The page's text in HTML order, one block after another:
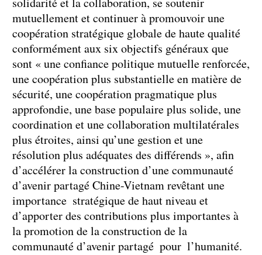
mutuellement et continuer à promouvoir une
coopération stratégique globale de haute qualité
conformément aux six objectifs généraux que
sont « une confiance politique mutuelle renforcée,
une coopération plus substantielle en matière de
sécurité, une coopération pragmatique plus
approfondie, une base populaire plus solide, une
coordination et une collaboration multilatérales
plus étroites, ainsi qu’une gestion et une
résolution plus adéquates des différends », afin
d’accélérer la construction d’une communauté
d’avenir partagé Chine-Vietnam revêtant une
importance stratégique de haut niveau et
d’apporter des contributions plus importantes à
la promotion de la construction de la
communauté d’avenir partagé pour l’humanité.